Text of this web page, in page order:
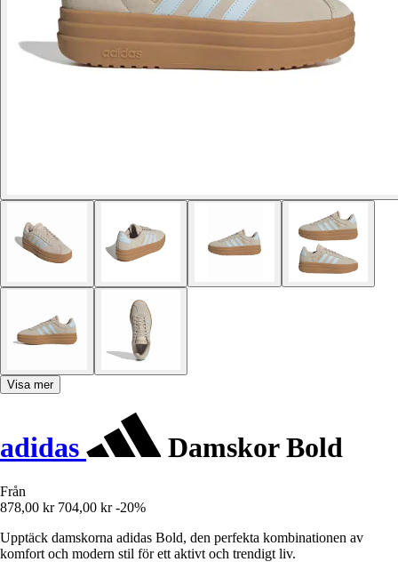
Visa mer
adidas Damskor Bold
Från
878,00 kr 704,00 kr -20%
Upptäck damskorna adidas Bold, den perfekta kombinationen av
komfort och modern stil för ett aktivt och trendigt liv.